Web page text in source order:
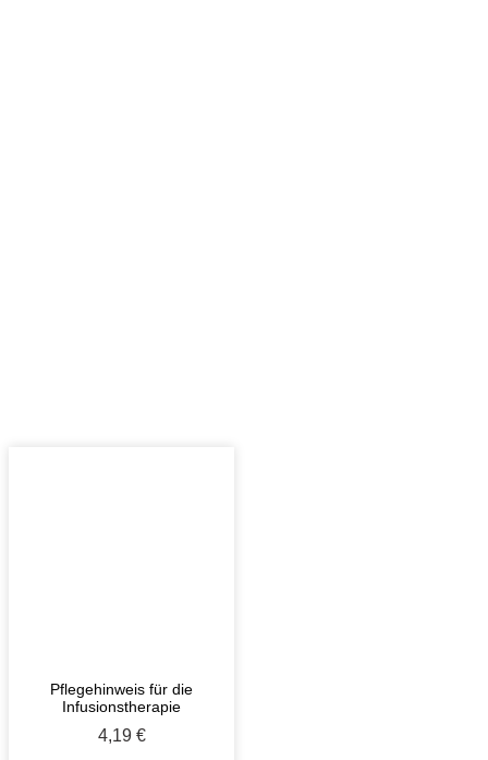
Pflegehinweis für die
Infusionstherapie
4,19 €